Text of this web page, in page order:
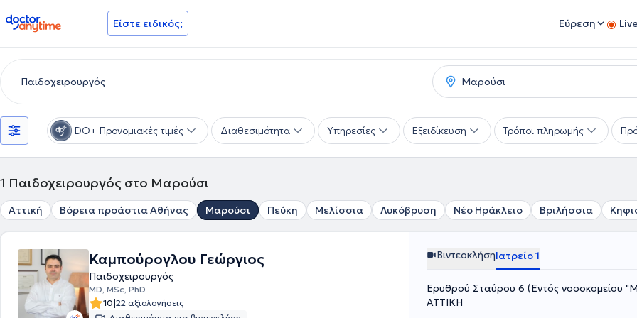
doctoranytime Είστε ειδικός; Εύρεση
DO+ Προνομιακές τιμές Διαθεσιμότητα Υπηρεσίες Εξειδίκευση Τρόποι πληρωμής
1 Παιδοχειρουργός στο Μαρούσι
Αττική Βόρεια προάστια Αθήνας Μαρούσι Πεύκη Μελίσσια Λυκόβρυση Νέο Ηράκλειο Βριλήσσια
Καμπούρογλου Γεώργιος
Παιδοχειρουργός
MD, MSc, PhD
10|22 αξιολογήσεις
ΒιντεοκλήσηΙατρείο 1
Ερυθρού Σταύρου 6 (Εντός νοσοκομείου
ΑΤΤΙΚΗ